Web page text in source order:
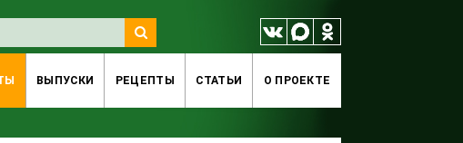
ВЫПУСКИ РЕЦЕПТЫ СТАТЬИ O ПРОЕКТЕ